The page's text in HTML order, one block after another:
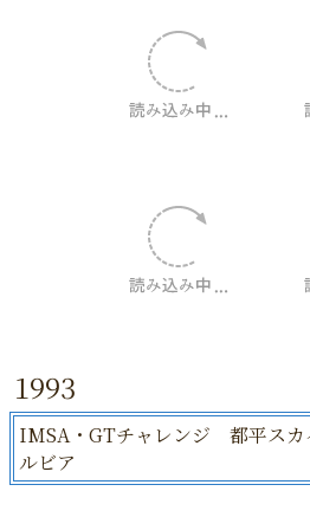
1993
IMSA・GTチャレンジ 都平ス
ルビア